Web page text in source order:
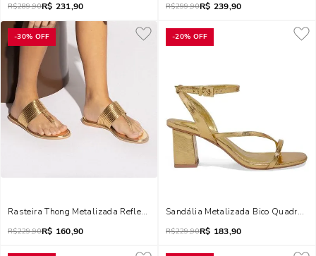
R$289,90R$ 231,90 R$299,90R$ 239,90
-30% OFF
Rasteira Thong Metalizada Reflexo Dourada
R$229,90R$ 160,90
-20% OFF
Sandália Metalizada Bico Quadrado
R$229,90R$ 183,90